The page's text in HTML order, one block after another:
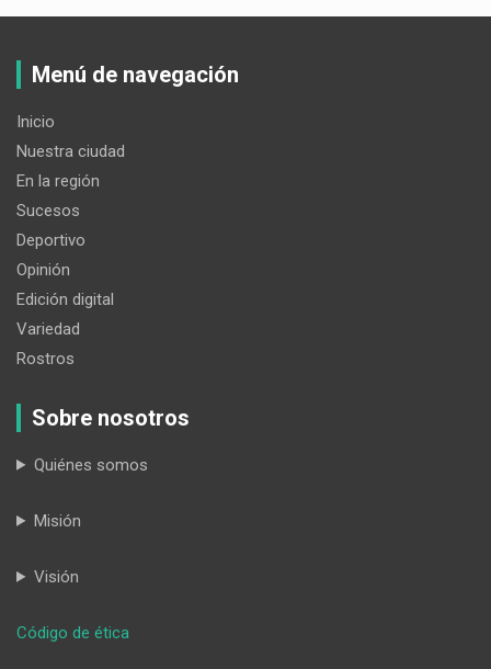
Menú de navegación
Inicio
Nuestra ciudad
En la región
Sucesos
Deportivo
Opinión
Edición digital
Variedad
Rostros
Sobre nosotros
Quiénes somos
Misión
Visión
Código de ética